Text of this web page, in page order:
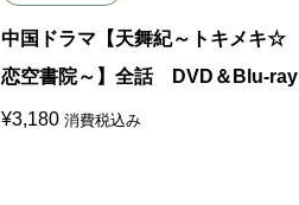
中国ドラマ【天舞紀～トキメキ☆
恋空書院～】全話 DVD＆Blu-ray
¥3,180 消費税込み